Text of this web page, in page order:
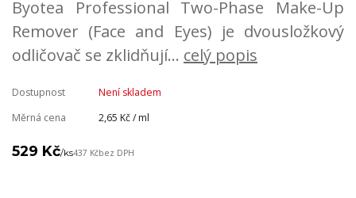
Byotea Professional Two-Phase Make-Up
Remover (Face and Eyes) je dvousložkový
odličovač se zklidňují... celý popis
Dostupnost
Není skladem
Měrná cena
2,65 Kč / ml
529 Kč/ks437 Kčbez DPH